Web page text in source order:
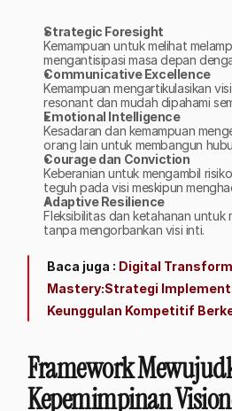
Strategic Foresight
Kemampuan untuk melihat
mengantisipasi masa depan
Communicative Excellence
Kemampuan mengartikulasikan
resonant dan mudah dipahami
Emotional Intelligence
Kesadaran dan kemampuan
orang lain untuk membangun
Courage dan Conviction
Keberanian untuk mengambil
teguh pada visi meskipun
Adaptive Resilience
Fleksibilitas dan ketahanan untuk
tanpa mengorbankan visi inti.
Baca juga : Digital
Mastery:Strategi
Keunggulan Kompetitif
Framework
Kepemimpinan